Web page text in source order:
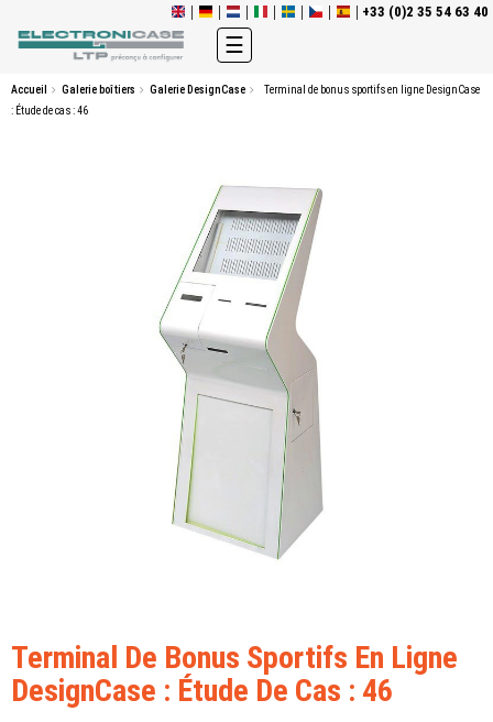
+33 (0)2 35 54 63 40
Basculer
la
navigation
☰
Accueil Galerie boîtiers Galerie DesignCase
Terminal de bonus sportifs en ligne DesignCase
: Étude de cas : 46
Terminal De Bonus Sportifs En Ligne
DesignCase : Étude De Cas : 46